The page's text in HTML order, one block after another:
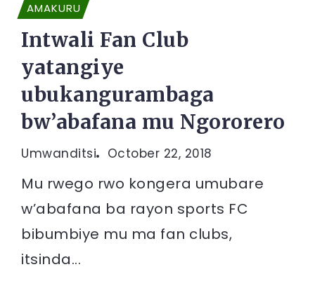
AMAKURU
Intwali Fan Club
yatangiye
ubukangurambaga
bw’abafana mu Ngororero
Umwanditsi October 22, 2018
Mu rwego rwo kongera umubare
w’abafana ba rayon sports FC
bibumbiye mu ma fan clubs,
itsinda...